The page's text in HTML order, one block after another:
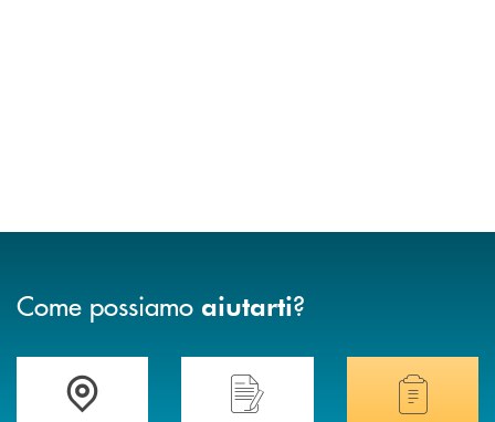
Come possiamo aiutarti?
Accedi all' elenco completo delle filiali .Hai bisogno di assistenza immediata?
Hai bisogno di